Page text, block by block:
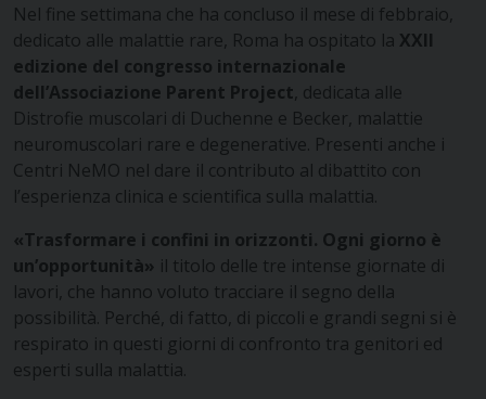
Nel fine settimana che ha concluso il mese di febbraio,
dedicato alle malattie rare, Roma ha ospitato la XXII
edizione del congresso internazionale
dell’Associazione Parent Project , dedicata alle
Distrofie muscolari di Duchenne e Becker, malattie
neuromuscolari rare e degenerative. Presenti anche i
Centri NeMO nel dare il contributo al dibattito con
l’esperienza clinica e scientifica sulla malattia.
«Trasformare i confini in orizzonti. Ogni giorno è
un’opportunità» il titolo delle tre intense giornate di
lavori, che hanno voluto tracciare il segno della
possibilità. Perché, di fatto, di piccoli e grandi segni si è
respirato in questi giorni di confronto tra genitori ed
esperti sulla malattia.